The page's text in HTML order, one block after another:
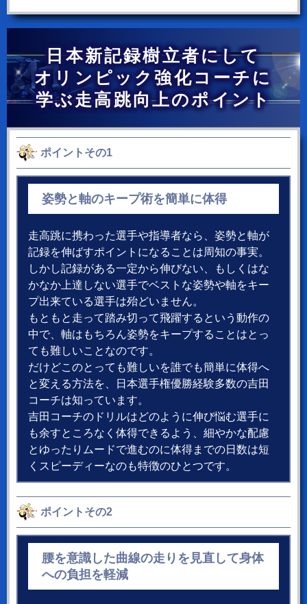
日本新記録樹立者にして
オリンピック強化コーチに
学ぶ走高跳向上のポイント
ポイントその1
姿勢と軸のキープ術を簡単に体得
走高跳に携わった選手や指導者なら、姿勢と軸が
記録を伸ばすポイントになることは周知の事実。
しかし記録がある一定から伸びない、もしくはな
かなか上達しない選手でベストな姿勢や軸をキー
プ出来ている選手は殆どいません。
もともと走って踏み切って飛躍するという動作の
中で、軸はもちろん姿勢をキープすることはとっ
ても難しいことなのです。
だけどこのとっても難しいを誰でも簡単に体得へ
と変える方法を、日本選手権優勝経験多数の吉田
コーチは知っています。
吉田コーチのドリルはどのように伸び悩む選手に
も余すところなく体得できるよう、細やかな配慮
とゆったりムードで進むのに体得までの日数は短
くスピーディーなのも特徴のひとつです。
ポイントその2
腰を意識した曲線の走りを見直して身体
への負担を軽減